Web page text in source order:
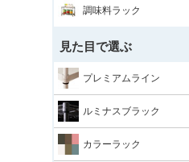
調味料ラック
見た目で選ぶ
プレミアムライン
ルミナスブラック
カラーラック